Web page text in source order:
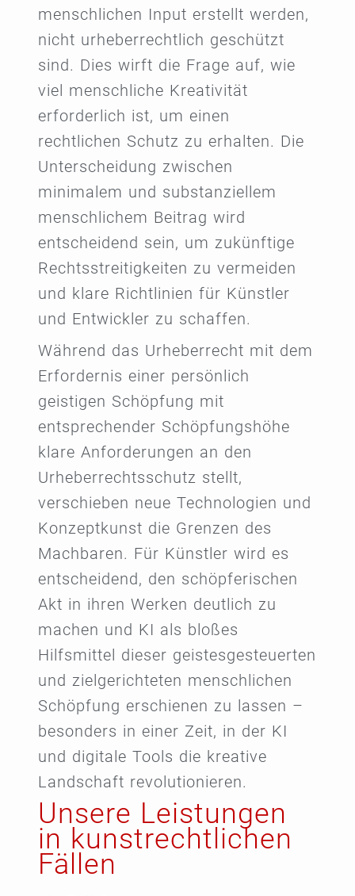
menschlichen Input erstellt werden,
nicht urheberrechtlich geschützt
sind. Dies wirft die Frage auf, wie
viel menschliche Kreativität
erforderlich ist, um einen
rechtlichen Schutz zu erhalten. Die
Unterscheidung zwischen
minimalem und substanziellem
menschlichem Beitrag wird
entscheidend sein, um zukünftige
Rechtsstreitigkeiten zu vermeiden
und klare Richtlinien für Künstler
und Entwickler zu schaffen.
Während das Urheberrecht mit dem
Erfordernis einer persönlich
geistigen Schöpfung mit
entsprechender Schöpfungshöhe
klare Anforderungen an den
Urheberrechtsschutz stellt,
verschieben neue Technologien und
Konzeptkunst die Grenzen des
Machbaren. Für Künstler wird es
entscheidend, den schöpferischen
Akt in ihren Werken deutlich zu
machen und KI als bloßes
Hilfsmittel dieser geistesgesteuerten
und zielgerichteten menschlichen
Schöpfung erschienen zu lassen –
besonders in einer Zeit, in der KI
und digitale Tools die kreative
Landschaft revolutionieren.
Unsere Leistungen
in kunstrechtlichen
Fällen